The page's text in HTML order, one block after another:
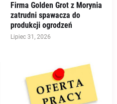
Firma Golden Grot z Morynia
zatrudni spawacza do
produkcji ogrodzeń
Lipiec 31, 2026